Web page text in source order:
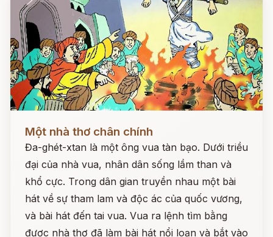
Một nhà thơ chân chính
Đa-ghét-xtan là một ông vua tàn bạo. Dưới triều
đại của nhà vua, nhân dân sống lầm than và
khổ cực. Trong dân gian truyền nhau một bài
hát về sự tham lam và độc ác của quốc vương,
và bài hát đến tai vua. Vua ra lệnh tìm bằng
được nhà thơ đã làm bài hát nổi loạn và bắt vào